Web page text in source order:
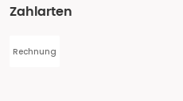
Zahlarten
Rechnung